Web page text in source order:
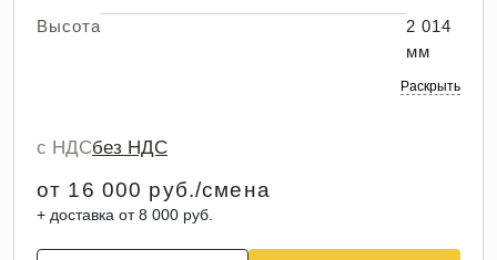
Высота
2 014
мм
Раскрыть
с НДСбез НДС
от 16 000 руб./смена
+ доставка от 8 000 руб.